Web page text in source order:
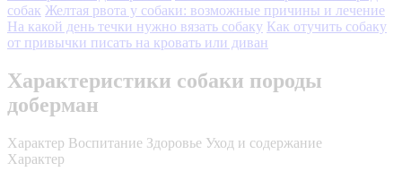
собак Желтая рвота у собаки: возможные причины и лечение
На какой день течки нужно вязать собаку Как отучить собаку
от привычки писать на кровать или диван
Характеристики собаки породы
доберман
Характер Воспитание Здоровье Уход и содержание
Характер